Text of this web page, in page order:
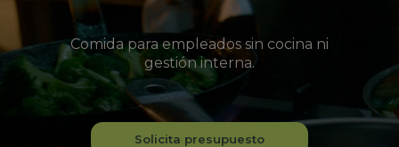
Comida para empleados sin cocina ni
gestión interna.
Solicita presupuesto